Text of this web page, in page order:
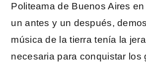
Politeama de Buenos Aires
un antes y un después,
música de la tierra tenía la
necesaria para conquistar los